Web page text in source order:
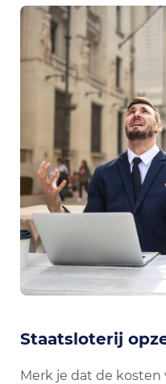
Staatsloterij
Merk je dat de kosten